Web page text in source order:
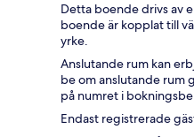
Detta boende drivs av
boende är kopplat till
yrke.
Anslutande rum kan
be om anslutande rum
på numret i
Endast registrerade